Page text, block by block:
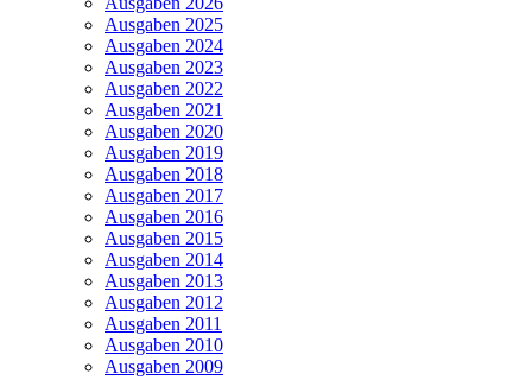
Ausgaben 2025
Ausgaben 2024
Ausgaben 2023
Ausgaben 2022
Ausgaben 2021
Ausgaben 2020
Ausgaben 2019
Ausgaben 2018
Ausgaben 2017
Ausgaben 2016
Ausgaben 2015
Ausgaben 2014
Ausgaben 2013
Ausgaben 2012
Ausgaben 2011
Ausgaben 2010
Ausgaben 2009